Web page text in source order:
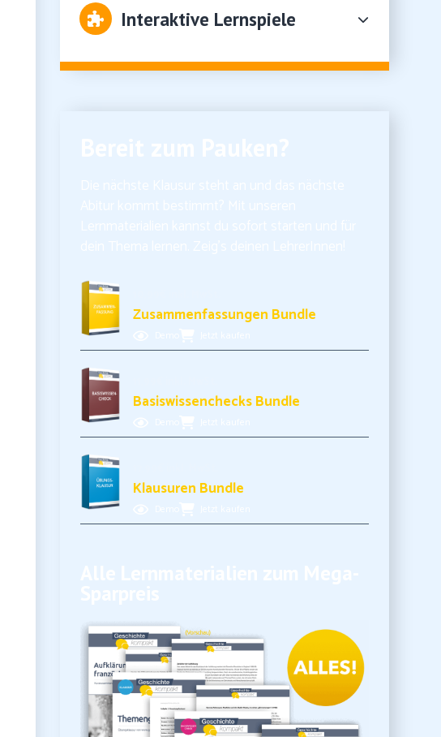
Interaktive Lernspiele
Zusammenfassungen Bundle
Basiswissenchecks Bundle
Klausuren Bundle